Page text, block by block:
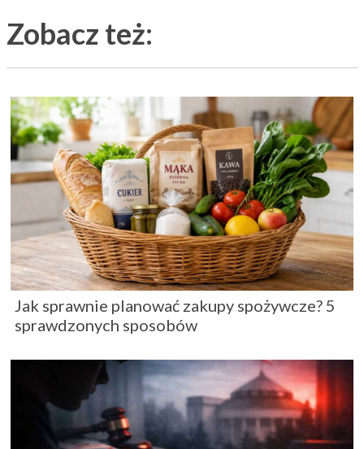
Zobacz też:
Jak sprawnie planować zakupy spożywcze? 5
sprawdzonych sposobów